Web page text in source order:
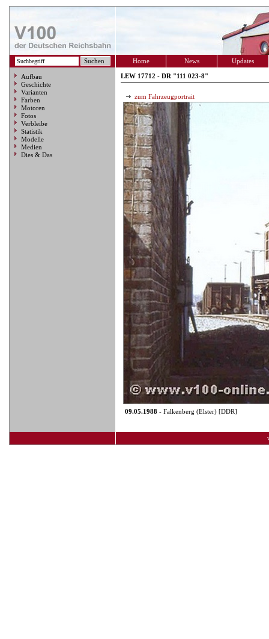
Home News Updates
Aufbau
Geschichte
Varianten
Farben
Motoren
Fotos
Verbleibe
Statistik
Modelle
Medien
Dies & Das
LEW 17712 - DR "111 023-8"
zum Fahrzeugportrait
09.05.1988 - Falkenberg (Elster) [DDR]